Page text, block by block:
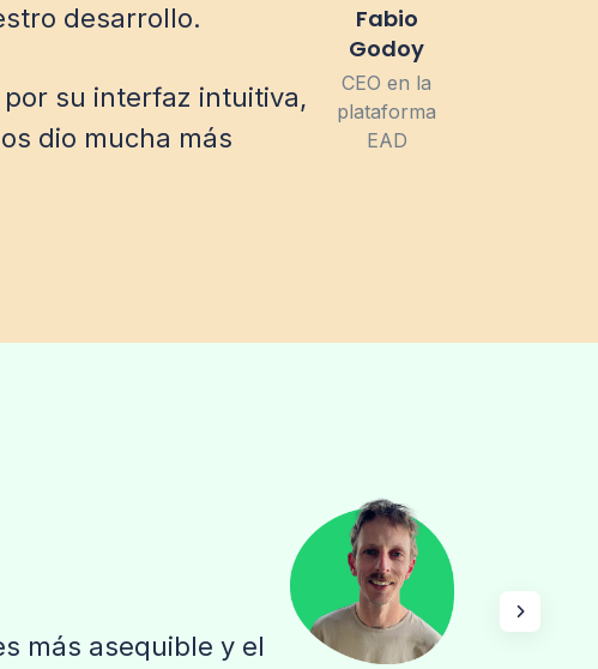
desarrollo.
su interfaz intuitiva,
dio mucha más
Fabio
Godoy
CEO en la
plataforma
EAD
más asequible y el